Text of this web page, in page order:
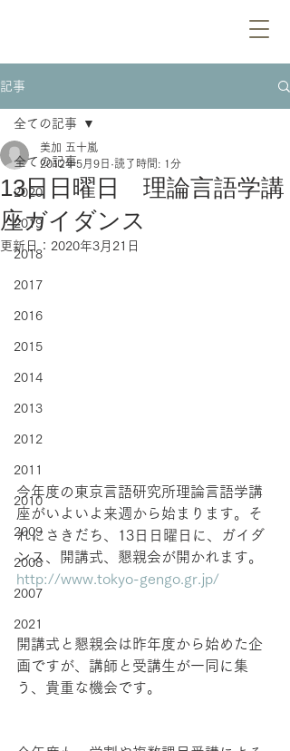
記事
全ての記事
2020
2019
2018
2017
2016
2015
2014
2013
2012
2011
2010
2009
2008
2007
2021
全ての記事
13日日曜日 理論言語学講
座ガイダンス
美加 五十嵐
2012年5月9日 読了時間: 1分
更新日： 2020年3月21日
今年度の東京言語研究所理論言語学講
座がいよいよ来週から始まります。そ
れにさきだち、13日日曜日に、ガイダ
ンス、開講式、懇親会が開かれます。
http://www.tokyo-gengo.gr.jp/
開講式と懇親会は昨年度から始めた企
画ですが、講師と受講生が一同に集
う、貴重な機会です。